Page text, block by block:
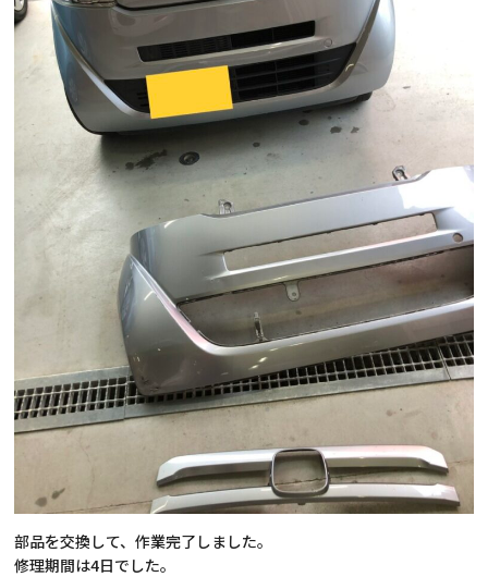
部品を交換して、作業完了しました。
修理期間は4日でした。